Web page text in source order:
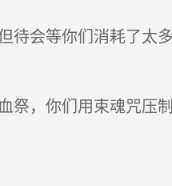
会等你们消耗了太
祭，你们用束魂咒压